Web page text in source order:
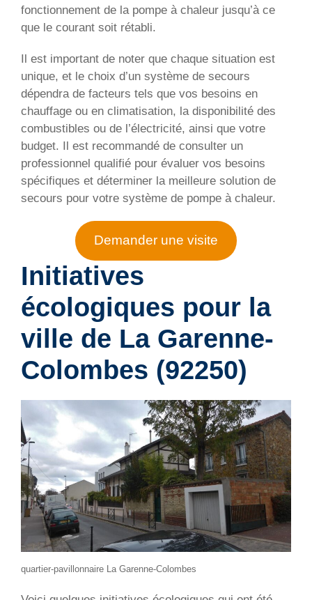
fonctionnement de la pompe à chaleur jusqu’à ce
que le courant soit rétabli.
Il est important de noter que chaque situation est
unique, et le choix d’un système de secours
dépendra de facteurs tels que vos besoins en
chauffage ou en climatisation, la disponibilité des
combustibles ou de l’électricité, ainsi que votre
budget. Il est recommandé de consulter un
professionnel qualifié pour évaluer vos besoins
spécifiques et déterminer la meilleure solution de
secours pour votre système de pompe à chaleur.
Demander une visite
Initiatives
écologiques pour la
ville de La Garenne-
Colombes (92250)
quartier-pavillonnaire La Garenne-Colombes